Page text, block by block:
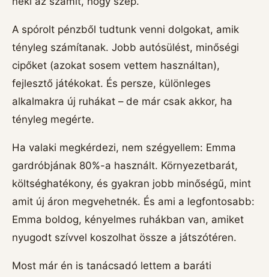
A spórolt pénzből tudtunk venni dolgokat, amik
tényleg számítanak. Jobb autósülést, minőségi
cipőket (azokat sosem vettem használtan),
fejlesztő játékokat. És persze, különleges
alkalmakra új ruhákat – de már csak akkor, ha
tényleg megérte.
Ha valaki megkérdezi, nem szégyellem: Emma
gardróbjának 80%-a használt. Környezetbarát,
költséghatékony, és gyakran jobb minőségű, mint
amit új áron megvehetnék. És ami a legfontosabb:
Emma boldog, kényelmes ruhákban van, amiket
nyugodt szívvel koszolhat össze a játszótéren.
Most már én is tanácsadó lettem a baráti